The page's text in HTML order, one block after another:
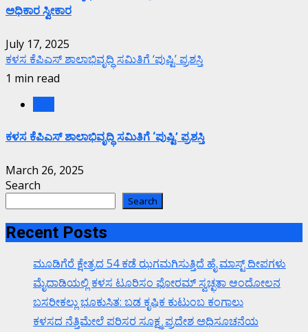
ಅಧಿಕಾರ ಸ್ವೀಕಾರ
July 17, 2025
ಕಳಸ ಕೆಪಿಎಸ್ ಶಾಲಾಭಿವೃದ್ಧಿ ಸಮಿತಿಗೆ ‘ಪುಷ್ಟಿ’ ಪ್ರಶಸ್ತಿ
1 min read
ಕಳಸ ಕೆಪಿಎಸ್ ಶಾಲಾಭಿವೃದ್ಧಿ ಸಮಿತಿಗೆ ‘ಪುಷ್ಟಿ’ ಪ್ರಶಸ್ತಿ
March 26, 2025
Search
Search
Recent Posts
ಮೂಡಿಗೆರೆ ಕ್ಷೇತ್ರದ 54 ಕಡೆ ಝಗಮಗಿಸುತ್ತಿದೆ ಹೈ ಮಾಸ್ಟ್ ದೀಪಗಳು
ಮೈದಾಡಿಯಲ್ಲಿ ಕಳಸ ಟೂರಿಸಂ ಫೋರಮ್ ಸ್ವಚ್ಛತಾ ಆಂದೋಲನ
ಬಸರೀಕಲ್ಲು ಭೂಕುಸಿತ: ಬಡ ಕೃಷಿಕ ಕುಟುಂಬ ಕಂಗಾಲು
ಕಳಸದ ನೆತ್ತಿಮೇಲೆ ಪರಿಸರ ಸೂಕ್ಷ್ಮ ಪ್ರದೇಶ ಅಧಿಸೂಚನೆಯ